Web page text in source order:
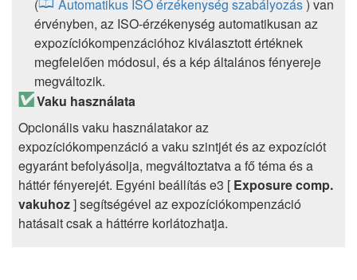
(
Automatikus ISO érzékenység szabályozás) van
érvényben, az ISO-érzékenység automatikusan az
expozíciókompenzációhoz kiválasztott értéknek
megfelelően módosul, és a kép általános fényereje
megváltozik.
Vaku használata
Opcionális vaku használatakor az
expozíciókompenzáció a vaku szintjét és az expozíciót
egyaránt befolyásolja, megváltoztatva a fő téma és a
háttér fényerejét. Egyéni beállítás e3 [ Exposure comp.
vakuhoz] segítségével az expozíciókompenzáció
hatásait csak a háttérre korlátozhatja.